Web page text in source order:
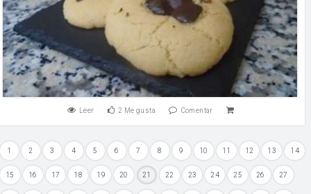
Leer 2 Me gusta Comentar
1 2 3 4 5 6 7 8 9 10 11 12 13 14
15 16 17 18 19 20 21 22 23 24 25 26 27